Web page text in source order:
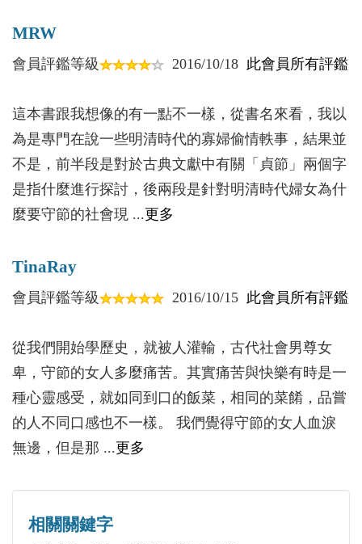
男人會比單槍匹馬優秀許多，呂后之於劉邦、虞姬之
於項羽，一覽便知。那麼，女人做「賢內助」還是
合一，也未嘗不可。
男人是長不大的孩子，總是需要不時進行這或那
的調教。有時，男人的兩個調教者——母親和妻子，
還會為調教男人，意見相左而失和，弄得男兒們左右
為難。
當然，這可以說又是另一話題。茲當別論。
總之，劉佳此書，對明清時期女性中的寡婦眾生
人的關係，以淺顯易懂，帶以時下流行的網路等術
語，進行了解析，以餉大眾。這是值得肯定的。而我
們做學術的，往往忽略學術的普及工作，致使學術走
不到大眾中去。這難免固步自封，自我欣賞之嫌。當
然，書中不足也是可見的，在此不一一而列。
MRW
會員評鑑等級 2016/10/18 此會員所有評鑑
這本書跟我想像的有一點不一樣，從書名來看，我以
為是專門在說一些明清時代的寡婦偷情軼事，結果並
不是，前半段是對於古典文獻中有關「貞節」兩個字
是指什麼進行探討，後兩段是針對明清時代婦女為什
麼要守節的社會現 ...更多
TinaRay
會員評鑑等級 2016/10/15 此會員所有評鑑
從我們開始學歷史，就被人灌輸，古代社會男尊女
卑，守節的女人多麼痛苦。其實痛苦與快樂有時是一
種心靈感受，就如同到口的飯菜，相同的菜餚，品嘗
的人不同口感也不一樣。 我們覺得守節的女人血淚
無邊，但是那 ...更多
相關關鍵字